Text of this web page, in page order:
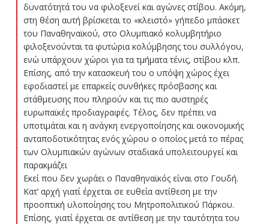
δυνατότητά του να φιλοξενεί και αγώνες στίβου. Ακόμη,
στη θέση αυτή βρίσκεται το «κλειστό» γήπεδο μπάσκετ
του Παναθηναϊκού, στο Ολυμπιακό κολυμβητήριο
φιλοξενούνται τα φυτώρια κολύμβησης του συλλόγου,
ενώ υπάρχουν χώροι για τα τμήματα τένις, στίβου κλπ.
Επίσης, από την κατασκευή του ο υπόψη χώρος έχει
εφοδιαστεί με επαρκείς συνθήκες πρόσβασης και
στάθμευσης που πληρούν και τις πιο αυστηρές
ευρωπαϊκές προδιαγραφές. Τέλος, δεν πρέπει να
υποτιμάται και η ανάγκη ενεργοποίησης και οικονομικής
ανταποδοτικότητας ενός χώρου ο οποίος μετά το πέρας
των Ολυμπιακών αγώνων σταδιακά υπολειτουργεί και
παρακμάζει
Εκεί που δεν χωράει ο Παναθηναϊκός είναι στο Γουδή.
Κατ’ αρχή γιατί έρχεται σε ευθεία αντίθεση με την
προοπτική υλοποίησης του Μητροπολιτικού Πάρκου.
Επίσης, γιατί έρχεται σε αντίθεση με την ταυτότητα του